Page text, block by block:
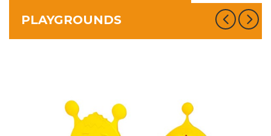
PLAYGROUNDS